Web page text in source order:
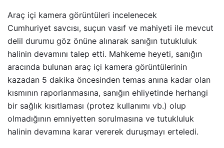
Araç içi kamera görüntüleri incelenecek
Cumhuriyet savcısı, suçun vasıf ve mahiyeti ile mevcut
delil durumu göz önüne alınarak sanığın tutukluluk
halinin devamını talep etti. Mahkeme heyeti, sanığın
aracında bulunan araç içi kamera görüntülerinin
kazadan 5 dakika öncesinden temas anına kadar olan
kısmının raporlanmasına, sanığın ehliyetinde herhangi
bir sağlık kısıtlaması (protez kullanımı vb.) olup
olmadığının emniyetten sorulmasına ve tutukluluk
halinin devamına karar vererek duruşmayı erteledi.